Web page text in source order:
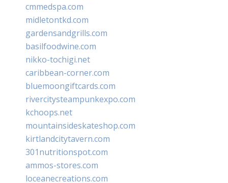
cmmedspa.com
midletontkd.com
gardensandgrills.com
basilfoodwine.com
nikko-tochigi.net
caribbean-corner.com
bluemoongiftcards.com
rivercitysteampunkexpo.com
kchoops.net
mountainsideskateshop.com
kirtlandcitytavern.com
301nutritionspot.com
ammos-stores.com
loceanecreations.com